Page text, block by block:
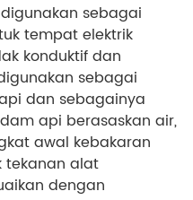
sebagai
tempat elektrik
konduktif dan
sebagai
dan sebagainya
api berasaskan air,
awal kebakaran
tekanan alat
dengan